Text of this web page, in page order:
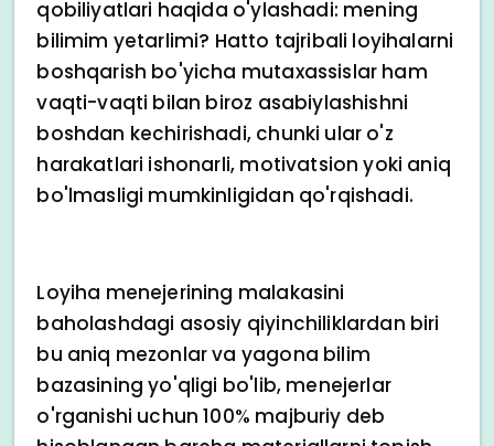
qobiliyatlari haqida o'ylashadi: mening
bilimim yetarlimi? Hatto tajribali loyihalarni
boshqarish bo'yicha mutaxassislar ham
vaqti-vaqti bilan biroz asabiylashishni
boshdan kechirishadi, chunki ular o'z
harakatlari ishonarli, motivatsion yoki aniq
bo'lmasligi mumkinligidan qo'rqishadi.
Loyiha menejerining malakasini
baholashdagi asosiy qiyinchiliklardan biri
bu aniq mezonlar va yagona bilim
bazasining yo'qligi bo'lib, menejerlar
o'rganishi uchun 100% majburiy deb